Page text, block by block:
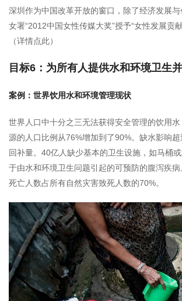
深圳作为中国改革开放的窗口，除了经济发展
女署“2012中国女性传媒大奖”授予“女性发展
（详情点此）
目标6：为所有人提供水和环境卫生
案例：世界饮用水和环境管理现状
世界人口中十分之三无法获得安全管理的饮用
源的人口比例从76%增加到了90%。缺水影响
回补量。40亿人缺少基本的卫生设施，如马桶
于由水和环境卫生问题引起的可预防的腹泻疾
死亡人数占所有自然灾害致死人数的70%。